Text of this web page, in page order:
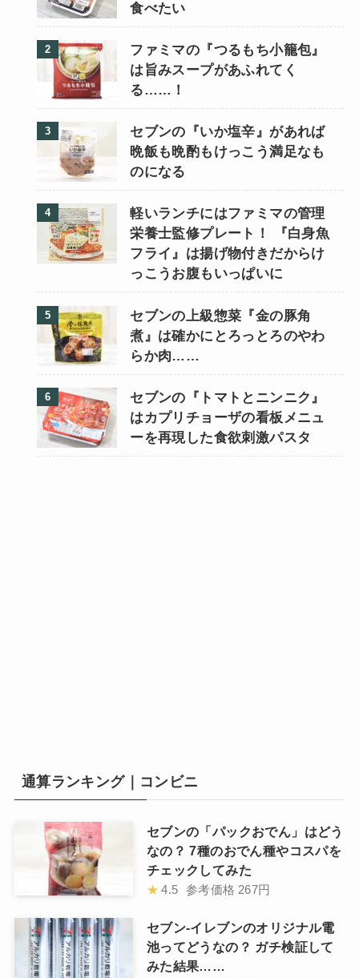
食べたい
ファミマの『つるもち小籠包』
は旨みスープがあふれてく
る……！
セブンの『いか塩辛』があれば
晩飯も晩酌もけっこう満足なも
のになる
軽いランチにはファミマの管理
栄養士監修プレート！ 『白身魚
フライ』は揚げ物付きだからけ
っこうお腹もいっぱいに
セブンの上級惣菜『金の豚角
煮』は確かにとろっとろのやわ
らか肉……
セブンの『トマトとニンニク』
はカプリチョーザの看板メニュ
ーを再現した食欲刺激パスタ
通算ランキング｜コンビニ
セブンの「パックおでん」はどう
なの？ 7種のおでん種やコスパを
チェックしてみた
★ 4.5 参考価格 267円
セブン-イレブンのオリジナル電
池ってどうなの？ ガチ検証して
みた結果……